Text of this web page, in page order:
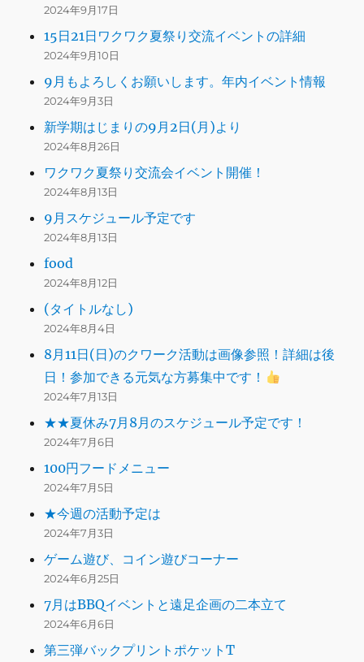
2024年9月17日
15日21日ワクワク夏祭り交流イベントの詳細
2024年9月10日
9月もよろしくお願いします。年内イベント情報
2024年9月3日
新学期はじまりの9月2日(月)より
2024年8月26日
ワクワク夏祭り交流会イベント開催！
2024年8月13日
9月スケジュール予定です
2024年8月13日
food
2024年8月12日
(タイトルなし)
2024年8月4日
8月11日(日)のクワーク活動は画像参照！詳細は後
日！参加できる元気な方募集中です！
2024年7月13日
★★夏休み7月8月のスケジュール予定です！
2024年7月6日
100円フードメニュー
2024年7月5日
★今週の活動予定は
2024年7月3日
ゲーム遊び、コイン遊びコーナー
2024年6月25日
7月はBBQイベントと遠足企画の二本立て
2024年6月6日
第三弾バックプリントポケットT